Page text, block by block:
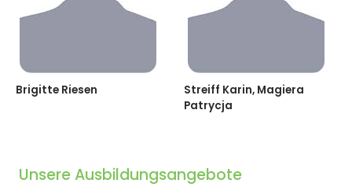
Brigitte Riesen
Streiff Karin, Magiera
Patrycja
Unsere Ausbildungsangebote